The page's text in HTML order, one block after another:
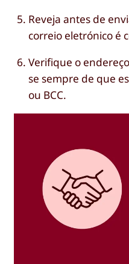
Reveja antes de
correio eletrónico é
Verifique o
se sempre de que
ou BCC.